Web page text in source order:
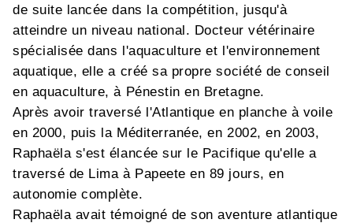
de suite lancée dans la compétition, jusqu'à
atteindre un niveau national. Docteur vétérinaire
spécialisée dans l'aquaculture et l'environnement
aquatique, elle a créé sa propre société de conseil
en aquaculture, à Pénestin en Bretagne.
Après avoir traversé l'Atlantique en planche à voile
en 2000, puis la Méditerranée, en 2002, en 2003,
Raphaëla s'est élancée sur le Pacifique qu'elle a
traversé de Lima à Papeete en 89 jours, en
autonomie complète.
Raphaëla avait témoigné de son aventure atlantique